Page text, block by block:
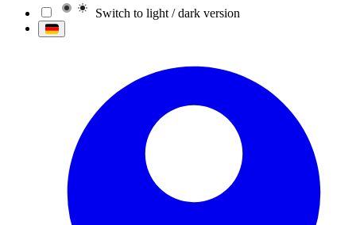
Switch to light / dark version